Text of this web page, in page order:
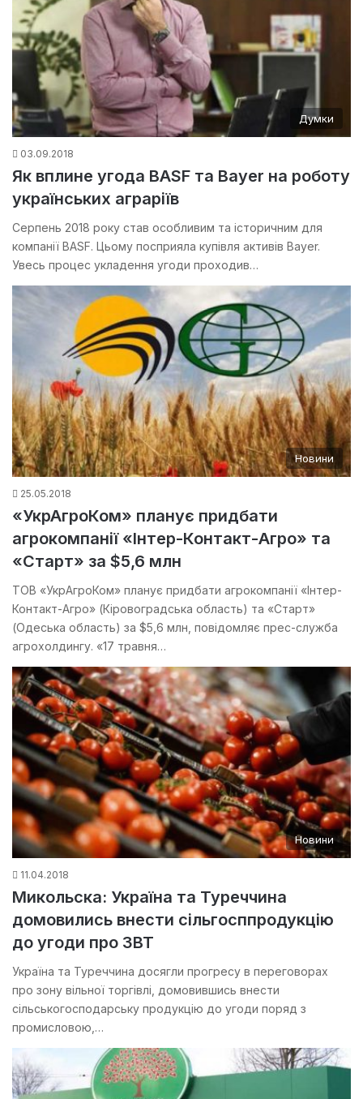
Думки
03.09.2018
Як вплине угода BASF та Bayer на роботу
українських аграріїв
Серпень 2018 року став особливим та історичним для
компанії BASF. Цьому посприяла купівля активів Bayer.
Увесь процес укладення угоди проходив…
Новини
25.05.2018
«УкрАгроКом» планує придбати
агрокомпанії «Інтер-Контакт-Агро» та
«Старт» за $5,6 млн
ТОВ «УкрАгроКом» планує придбати агрокомпанії «Інтер-
Контакт-Агро» (Кіровоградська область) та «Старт»
(Одеська область) за $5,6 млн, повідомляє прес-служба
агрохолдингу. «17 травня…
Новини
11.04.2018
Микольска: Україна та Туреччина
домовились внести сільгосппродукцію
до угоди про ЗВТ
Україна та Туреччина досягли прогресу в переговорах
про зону вільної торгівлі, домовившись внести
сільськогосподарську продукцію до угоди поряд з
промисловою,…